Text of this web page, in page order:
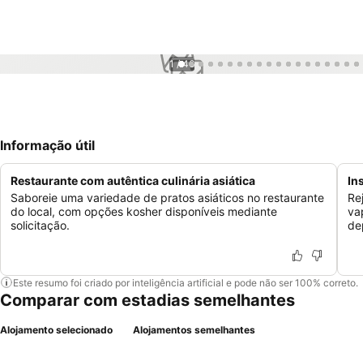
1 / 46
Informação útil
Restaurante com autêntica culinária asiática
Saboreie uma variedade de pratos asiáticos no restaurante
do local, com opções kosher disponíveis mediante
solicitação.
Este resumo foi criado por inteligência artificial e pode não ser 100% correto.
Comparar com estadias semelhantes
Alojamento selecionado Alojamentos semelhantes